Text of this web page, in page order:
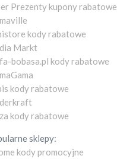
Prezenty kupony rabatowe
kody rabatowe
Markt
bobasa.pl kody rabatowe
kody rabatowe
kody rabatowe
sklepy:
kody promocyjne